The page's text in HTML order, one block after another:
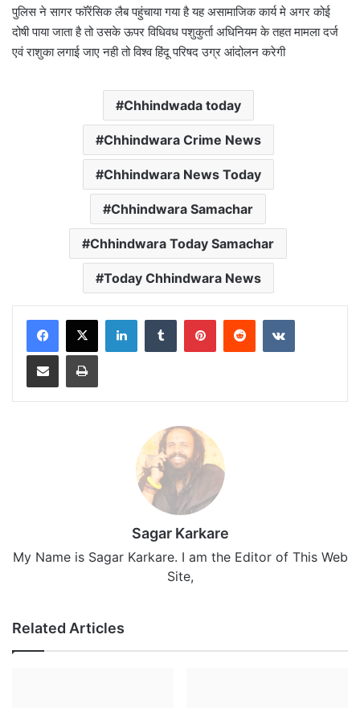
पुलिस ने सागर फॉरेंसिक लैब पहुंचाया गया है यह असामाजिक कार्य मे अगर कोई
दोषी पाया जाता है तो उसके ऊपर विधिवध पशुकुर्ता अधिनियम के तहत मामला दर्ज
एवं राशुका लगाई जाए नही तो विश्व हिंदू परिषद उग्र आंदोलन करेगी
Chhindwada today
Chhindwara Crime News
Chhindwara News Today
Chhindwara Samachar
Chhindwara Today Samachar
Today Chhindwara News
Sagar Karkare
My Name is Sagar Karkare. I am the Editor of This Web
Site,
Related Articles